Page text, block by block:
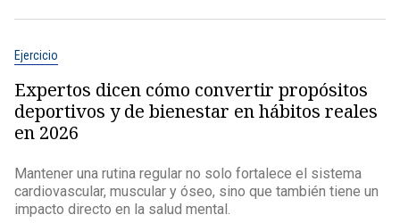
Ejercicio
Expertos dicen cómo convertir propósitos
deportivos y de bienestar en hábitos reales
en 2026
Mantener una rutina regular no solo fortalece el sistema
cardiovascular, muscular y óseo, sino que también tiene un
impacto directo en la salud mental.